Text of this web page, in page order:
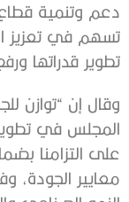
دعم وتنمية
تسهم في تعزيز
تطوير قدراتها
وقال إن “توازن
المجلس في تطوير
على التزامنا
معايير الجودة،